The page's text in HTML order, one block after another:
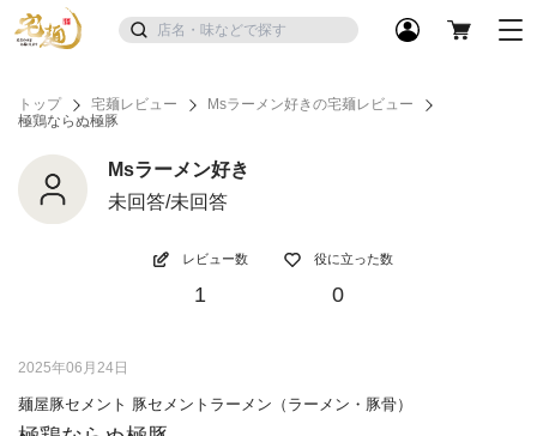
トップ 宅麺レビュー
Msラーメン好きの宅麺レビュー
極鶏ならぬ極豚
Msラーメン好き
未回答/未回答
レビュー数
1
役に立った数
0
2025年06月24日
麺屋豚セメント 豚セメントラーメン（ラーメン・豚骨）